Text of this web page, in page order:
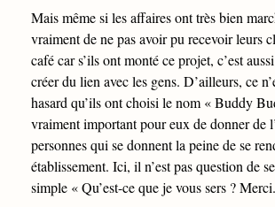
Mais même si les affaires ont très bien
vraiment de ne pas avoir pu recevoir leurs
café car s’ils ont monté ce projet, c’est
créer du lien avec les gens. D’ailleurs, ce
hasard qu’ils ont choisi le nom « Buddy
vraiment important pour eux de donner de
personnes qui se donnent la peine de se
établissement. Ici, il n’est pas question de
simple « Qu’est-ce que je vous sers ?